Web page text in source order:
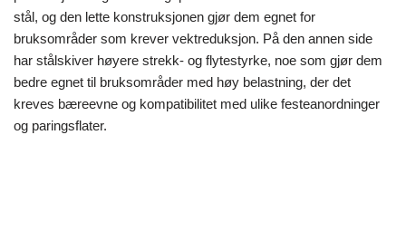
stål, og den lette konstruksjonen gjør dem egnet for
bruksområder som krever vektreduksjon. På den annen side
har stålskiver høyere strekk- og flytestyrke, noe som gjør dem
bedre egnet til bruksområder med høy belastning, der det
kreves bæreevne og kompatibilitet med ulike festeanordninger
og paringsflater.